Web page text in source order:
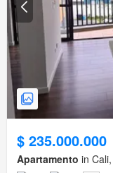
$ 235.000.000
Apartamento in